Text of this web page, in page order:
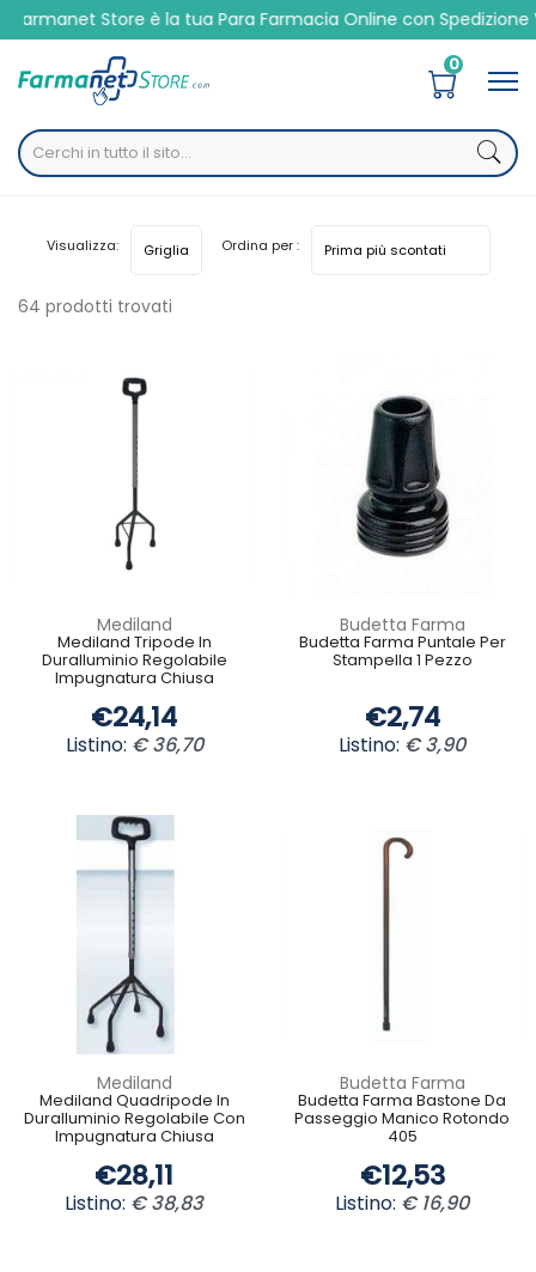
Store è la tua Para Farmacia Online con Spedizione
0
64 prodotti trovati
Visualizza: Ordina per :
Mediland
Mediland Tripode In
Duralluminio Regolabile
Impugnatura Chiusa
€24,14
Listino: € 36,70
Budetta Farma
Budetta Farma Puntale Per
Stampella 1 Pezzo
€2,74
Listino: € 3,90
Mediland
Mediland Quadripode In
Duralluminio Regolabile Con
Impugnatura Chiusa
€28,11
Listino: € 38,83
Budetta Farma
Budetta Farma Bastone Da
Passeggio Manico Rotondo
405
€12,53
Listino: € 16,90